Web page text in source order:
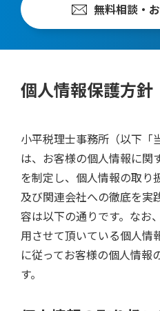
無料相談・
個人情報保護方針
小平税理士事務所（以下「
は、お客様の個人情報に関
を制定し、個人情報の取り
及び関連会社への徹底を実
容は以下の通りです。なお
用させて頂いている個人情
に従ってお客様の個人情報
す。